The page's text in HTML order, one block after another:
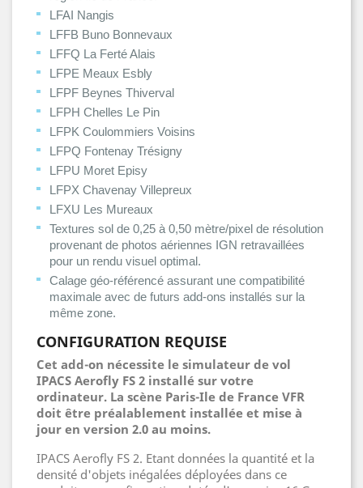
LFAI Nangis
LFFB Buno Bonnevaux
LFFQ La Ferté Alais
LFPE Meaux Esbly
LFPF Beynes Thiverval
LFPH Chelles Le Pin
LFPK Coulommiers Voisins
LFPQ Fontenay Trésigny
LFPU Moret Episy
LFPX Chavenay Villepreux
LFXU Les Mureaux
Textures sol de 0,25 à 0,50 mètre/pixel de résolution
provenant de photos aériennes IGN retravaillées
pour un rendu visuel optimal.
Calage géo-référencé assurant une compatibilité
maximale avec de futurs add-ons installés sur la
même zone.
CONFIGURATION REQUISE
Cet add-on nécessite le simulateur de vol
IPACS Aerofly FS 2 installé sur votre
ordinateur. La scène Paris-Ile de France VFR
doit être préalablement installée et mise à
jour en version 2.0 au moins.
IPACS Aerofly FS 2. Etant données la quantité et la
densité d'objets inégalées déployées dans ce